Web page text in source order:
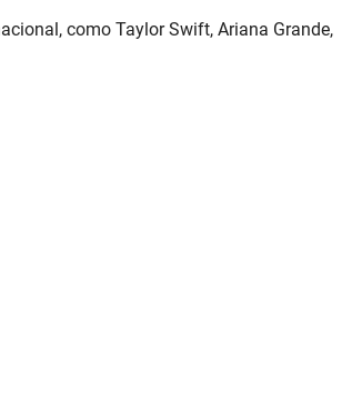
como Taylor Swift, Ariana Grande,